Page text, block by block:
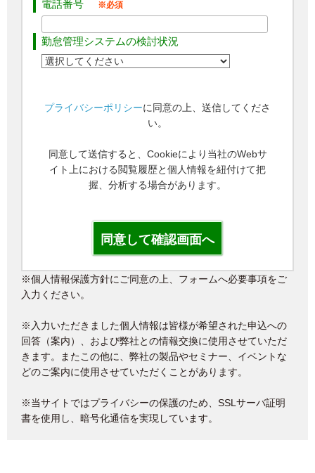
電話番号
勤怠管理システムの検討状況
プライバシーポリシーに同意の上、送信してくださ
い。
同意して送信すると、Cookieにより当社のWebサ
イト上における閲覧履歴と個人情報を紐付けて把
握、分析する場合があります。
※個人情報保護方針にご同意の上、フォームへ必要事項をご
入力ください。
※入力いただきました個人情報は皆様が希望された申込への
回答（案内）、および弊社との情報交換に使用させていただ
きます。またこの他に、弊社の製品やセミナー、イベントな
どのご案内に使用させていただくことがあります。
※当サイトではプライバシーの保護のため、SSLサーバ証明
書を使用し、暗号化通信を実現しています。